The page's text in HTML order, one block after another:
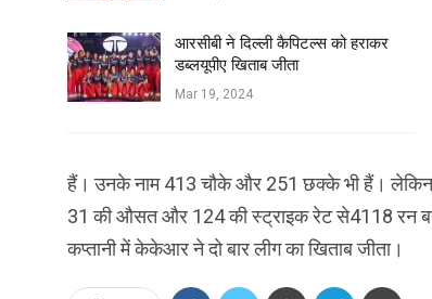
आरसीबी ने दिल्ली कैपिटल्स को हराकर
डब्लयूपीए खिताब जीता
Mar 19, 2024
हैं। उनके नाम 413 चौके और 251 छक्के भी हैं। लेकिन
31 की औसत और 124 की स्ट्राइक रेट से4118 रन
कप्तानी में केकेआर ने दो बार लीग का खिताब जीता।